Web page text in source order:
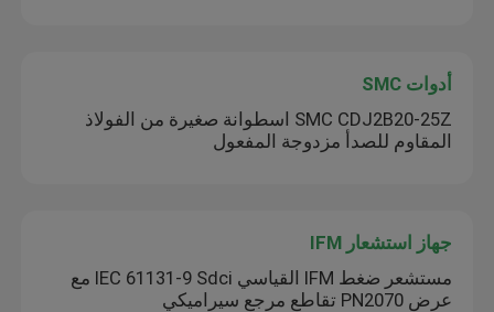
أدوات SMC
SMC CDJ2B20-25Z اسطوانة صغيرة من الفولاذ
المقاوم للصدأ مزدوجة المفعول
جهاز استشعار IFM
مستشعر ضغط IFM القياسي IEC 61131-9 Sdci مع
عرض PN2070 تقاطع مرجع سيراميكي